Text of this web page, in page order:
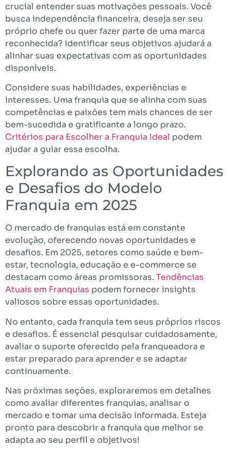
crucial entender suas motivações pessoais. Você
busca independência financeira, deseja ser seu
próprio chefe ou quer fazer parte de uma marca
reconhecida? Identificar seus objetivos ajudará a
alinhar suas expectativas com as oportunidades
disponíveis.
Considere suas habilidades, experiências e
interesses. Uma franquia que se alinha com suas
competências e paixões tem mais chances de ser
bem-sucedida e gratificante a longo prazo.
Critérios para Escolher a Franquia Ideal podem
ajudar a guiar essa escolha.
Explorando as Oportunidades
e Desafios do Modelo
Franquia em 2025
O mercado de franquias está em constante
evolução, oferecendo novas oportunidades e
desafios. Em 2025, setores como saúde e bem-
estar, tecnologia, educação e e-commerce se
destacam como áreas promissoras. Tendências
Atuais em Franquias podem fornecer insights
valiosos sobre essas oportunidades.
No entanto, cada franquia tem seus próprios riscos
e desafios. É essencial pesquisar cuidadosamente,
avaliar o suporte oferecido pela franqueadora e
estar preparado para aprender e se adaptar
continuamente.
Nas próximas seções, exploraremos em detalhes
como avaliar diferentes franquias, analisar o
mercado e tomar uma decisão informada. Esteja
pronto para descobrir a franquia que melhor se
adapta ao seu perfil e objetivos!